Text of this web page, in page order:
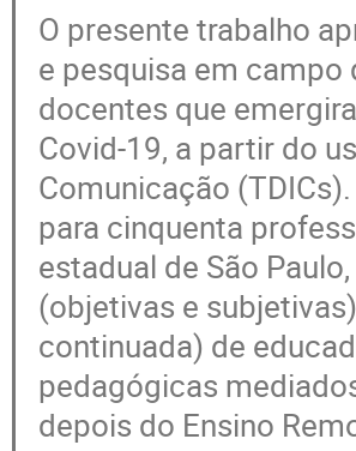
O presente trabalho
e pesquisa em
docentes que
Covid-19, a partir do
Comunicação
para cinquenta
estadual de São
(objetivas e
continuada) de
pedagógicas
depois do Ensino